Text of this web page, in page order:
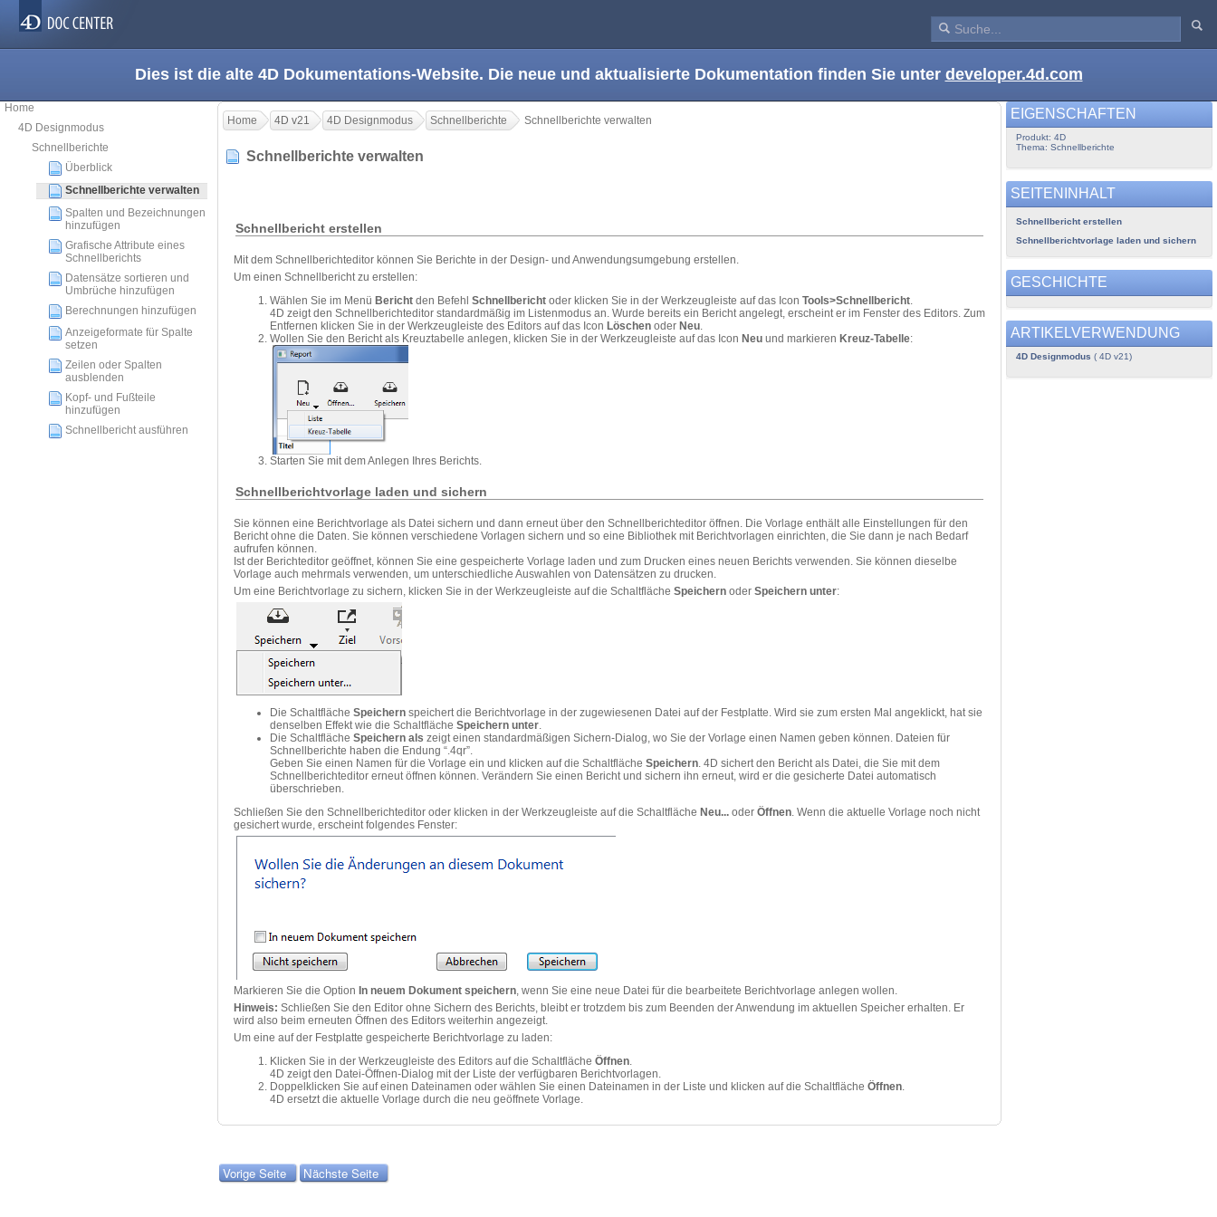
Dies ist die alte 4D Dokumentations-Website. Die neue und aktualisierte Dokumentation finden Sie unter developer.4d.com
Home
4D Designmodus
Schnellberichte
Überblick
Schnellberichte verwalten
Spalten und Bezeichnungen
hinzufügen
Grafische Attribute eines
Schnellberichts
Datensätze sortieren und
Umbrüche hinzufügen
Berechnungen hinzufügen
Anzeigeformate für Spalte
setzen
Zeilen oder Spalten
ausblenden
Kopf- und Fußteile
hinzufügen
Schnellbericht ausführen
Home 4D v21 4D Designmodus Schnellberichte Schnellberichte verwalten
Schnellberichte verwalten
Schnellbericht erstellen
Mit dem Schnellberichteditor können Sie Berichte in der Design- und Anwendungsumgebung erstellen.
Um einen Schnellbericht zu erstellen:
Wählen Sie im Menü Bericht den Befehl Schnellbericht oder klicken Sie in der Werkzeugleiste auf das Icon Tools>Schnellbericht.
4D zeigt den Schnellberichteditor standardmäßig im Listenmodus an. Wurde bereits ein Bericht angelegt, erscheint er im Fenster des Editors. Zum
Entfernen klicken Sie in der Werkzeugleiste des Editors auf das Icon Löschen oder Neu.
Wollen Sie den Bericht als Kreuztabelle anlegen, klicken Sie in der Werkzeugleiste auf das Icon Neu und markieren Kreuz-Tabelle:
Starten Sie mit dem Anlegen Ihres Berichts.
Schnellberichtvorlage laden und sichern
Sie können eine Berichtvorlage als Datei sichern und dann erneut über den Schnellberichteditor öffnen. Die Vorlage enthält alle Einstellungen für den
Bericht ohne die Daten. Sie können verschiedene Vorlagen sichern und so eine Bibliothek mit Berichtvorlagen einrichten, die Sie dann je nach Bedarf
aufrufen können.
Ist der Berichteditor geöffnet, können Sie eine gespeicherte Vorlage laden und zum Drucken eines neuen Berichts verwenden. Sie können dieselbe
Vorlage auch mehrmals verwenden, um unterschiedliche Auswahlen von Datensätzen zu drucken.
Um eine Berichtvorlage zu sichern, klicken Sie in der Werkzeugleiste auf die Schaltfläche Speichern oder Speichern unter:
Die Schaltfläche Speichern speichert die Berichtvorlage in der zugewiesenen Datei auf der Festplatte. Wird sie zum ersten Mal angeklickt, hat sie
denselben Effekt wie die Schaltfläche Speichern unter.
Die Schaltfläche Speichern als zeigt einen standardmäßigen Sichern-Dialog, wo Sie der Vorlage einen Namen geben können. Dateien für
Schnellberichte haben die Endung “.4qr”.
Geben Sie einen Namen für die Vorlage ein und klicken auf die Schaltfläche Speichern. 4D sichert den Bericht als Datei, die Sie mit dem
Schnellberichteditor erneut öffnen können. Verändern Sie einen Bericht und sichern ihn erneut, wird er die gesicherte Datei automatisch
überschrieben.
Schließen Sie den Schnellberichteditor oder klicken in der Werkzeugleiste auf die Schaltfläche Neu... oder Öffnen. Wenn die aktuelle Vorlage noch nicht
gesichert wurde, erscheint folgendes Fenster:
Markieren Sie die Option In neuem Dokument speichern, wenn Sie eine neue Datei für die bearbeitete Berichtvorlage anlegen wollen.
Hinweis: Schließen Sie den Editor ohne Sichern des Berichts, bleibt er trotzdem bis zum Beenden der Anwendung im aktuellen Speicher erhalten. Er
wird also beim erneuten Öffnen des Editors weiterhin angezeigt.
Um eine auf der Festplatte gespeicherte Berichtvorlage zu laden:
Klicken Sie in der Werkzeugleiste des Editors auf die Schaltfläche Öffnen.
4D zeigt den Datei-Öffnen-Dialog mit der Liste der verfügbaren Berichtvorlagen.
Doppelklicken Sie auf einen Dateinamen oder wählen Sie einen Dateinamen in der Liste und klicken auf die Schaltfläche Öffnen.
4D ersetzt die aktuelle Vorlage durch die neu geöffnete Vorlage.
Vorige Seite Nächste Seite
EIGENSCHAFTEN
Produkt: 4D
Thema: Schnellberichte
SEITENINHALT
Schnellbericht erstellen
Schnellberichtvorlage laden und sichern
GESCHICHTE
ARTIKELVERWENDUNG
4D Designmodus ( 4D v21)